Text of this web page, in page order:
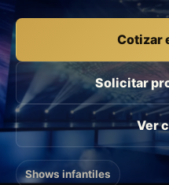
Cotizar
Solicitar
Ver
Shows infantiles